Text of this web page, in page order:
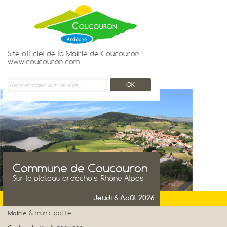
Commune de Coucouron
Sur le plateau ardéchois, Rhône Alpes
Jeudi 6 Août 2026
Mairie & municipalité
Site officiel de la Mairie de Coucouron
www.coucouron.com